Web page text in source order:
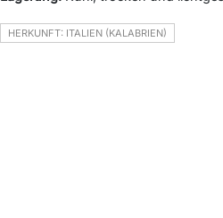
HERKUNFT: ITALIEN (KALABRIEN)